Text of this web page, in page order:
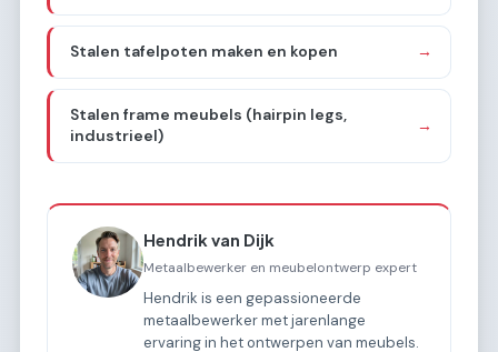
Stalen tafelpoten maken en kopen →
Stalen frame meubels (hairpin legs,
industrieel)
→
Hendrik van Dijk
Metaalbewerker en meubelontwerp expert
Hendrik is een gepassioneerde
metaalbewerker met jarenlange
ervaring in het ontwerpen van meubels.